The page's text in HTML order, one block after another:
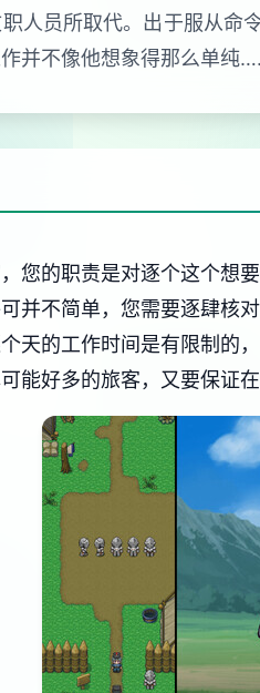
人员所取代。出于服从命
并不像他想象得那么单纯
您的职责是对逐个这个想
并不简单，您需要逐肆核
天的工作时间是有限制的
能好多的旅客，又要保证在